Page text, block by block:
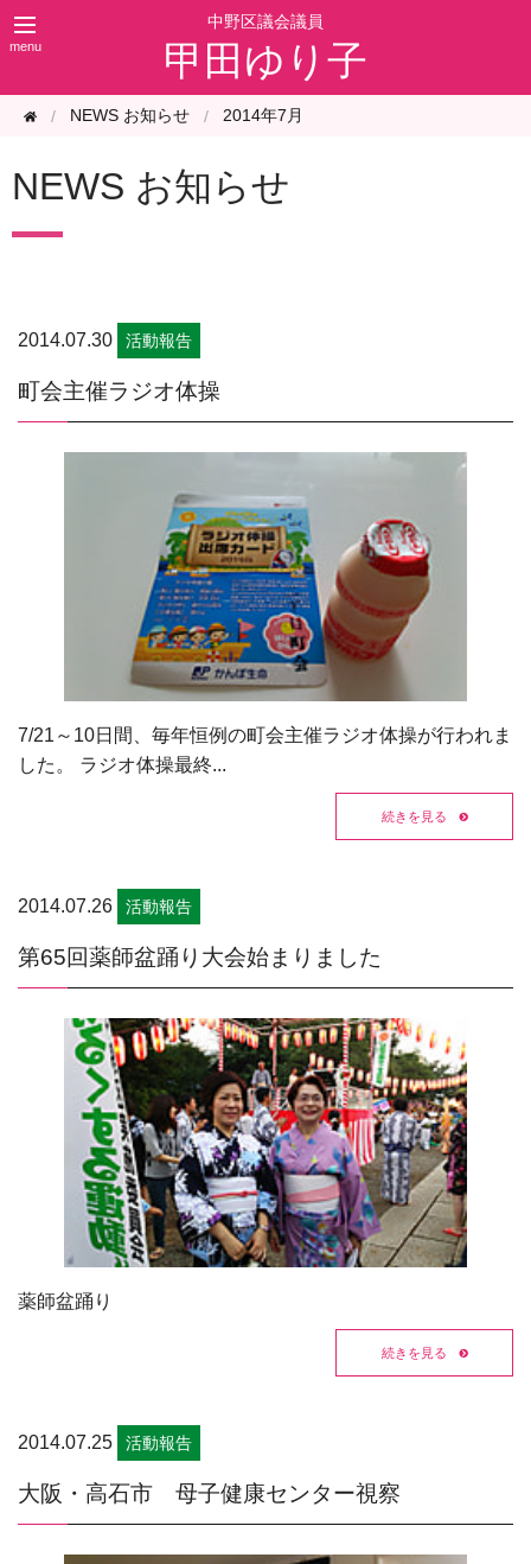
甲田ゆり子
NEWS お知らせ 2014年7月
NEWS お知らせ
2014.07.30 活動報告
町会主催ラジオ体操
7/21～10日間、毎年恒例の町会主催ラジオ体操が行われま
した。 ラジオ体操最終...
続きを見る
2014.07.26 活動報告
第65回薬師盆踊り大会始まりました
薬師盆踊り
続きを見る
2014.07.25 活動報告
大阪・高石市 母子健康センター視察